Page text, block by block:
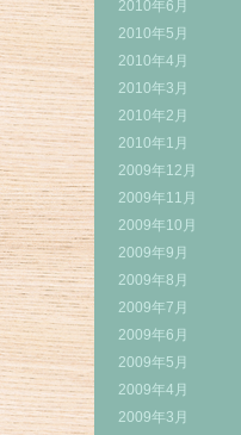
2010年6月
2010年5月
2010年4月
2010年3月
2010年2月
2010年1月
2009年12月
2009年11月
2009年10月
2009年9月
2009年8月
2009年7月
2009年6月
2009年5月
2009年4月
2009年3月